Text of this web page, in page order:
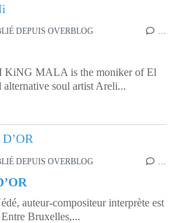
DEPUIS OVERBLOG …
MALA is the moniker of El
alternative soul artist Areli...
DEPUIS OVERBLOG
auteur-compositeur interprète est
Bruxelles,...